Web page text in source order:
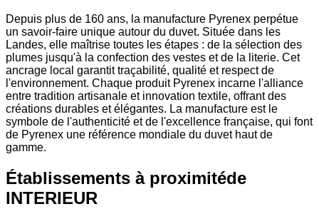
Depuis plus de 160 ans, la manufacture Pyrenex perpétue
un savoir-faire unique autour du duvet. Située dans les
Landes, elle maîtrise toutes les étapes : de la sélection des
plumes jusqu'à la confection des vestes et de la literie. Cet
ancrage local garantit traçabilité, qualité et respect de
l'environnement. Chaque produit Pyrenex incarne l'alliance
entre tradition artisanale et innovation textile, offrant des
créations durables et élégantes. La manufacture est le
symbole de l'authenticité et de l'excellence française, qui font
de Pyrenex une référence mondiale du duvet haut de
gamme.
Établissements à proximitéde
INTERIEUR